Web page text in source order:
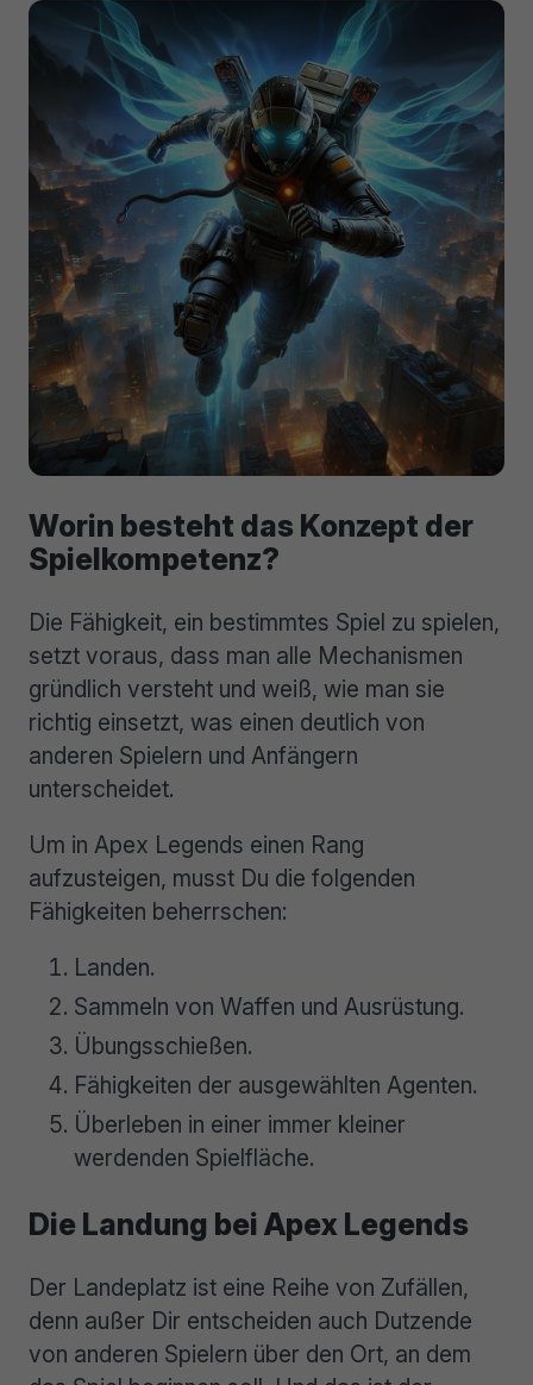
Worin besteht das Konzept der
Spielkompetenz?
Die Fähigkeit, ein bestimmtes Spiel zu spielen,
setzt voraus, dass man alle Mechanismen
gründlich versteht und weiß, wie man sie
richtig einsetzt, was einen deutlich von
anderen Spielern und Anfängern
unterscheidet.
Um in Apex Legends einen Rang
aufzusteigen, musst Du die folgenden
Fähigkeiten beherrschen:
Landen.
Sammeln von Waffen und Ausrüstung.
Übungsschießen.
Fähigkeiten der ausgewählten Agenten.
Überleben in einer immer kleiner
werdenden Spielfläche.
Die Landung bei Apex Legends
Der Landeplatz ist eine Reihe von Zufällen,
denn außer Dir entscheiden auch Dutzende
von anderen Spielern über den Ort, an dem